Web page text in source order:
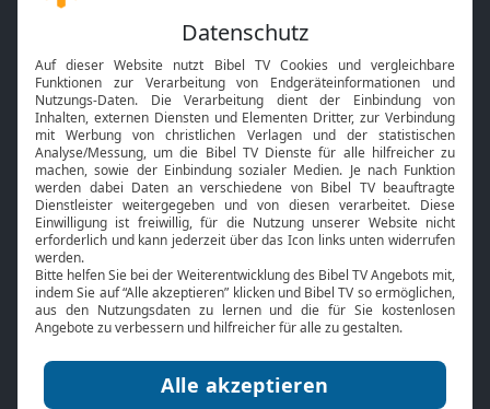
Neuigkeiten
Mobile App
Smart TV
HbbTV
Bibelthek Online-Bibel
Nächster Gottesdienst
Bibel TV
Über uns
Jobs
Mediadaten
Service
Kontakt
TV-Empfang